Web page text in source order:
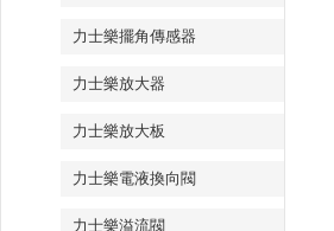
力士樂擺角傳感器
力士樂放大器
力士樂放大板
力士樂電液換向閥
力士樂溢流閥